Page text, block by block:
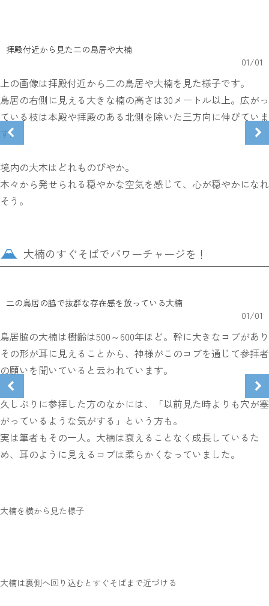
拝殿付近から見た二の鳥居や大楠
01/01
上の画像は拝殿付近から二の鳥居や大楠を見た様子です。
鳥居の右側に見える大きな楠の高さは30メートル以上。広がっ
ている枝は本殿や拝殿のある北側を除いた三方向に伸びていま
す。
境内の大木はどれものびやか。
木々から発せられる穏やかな空気を感じて、心が穏やかになれ
そう。
大楠のすぐそばでパワーチャージを！
二の鳥居の脇で抜群な存在感を放っている大楠
01/01
鳥居脇の大楠は樹齢は500～600年ほど。幹に大きなコブがあり
その形が耳に見えることから、神様がこのコブを通じて参拝者
の願いを聞いていると云われています。
久しぶりに参拝した方のなかには、「以前見た時よりも穴が塞
がっているような気がする」という方も。
実は筆者もその一人。大楠は衰えることなく成長しているた
め、耳のように見えるコブは柔らかくなっていました。
大楠を横から見た様子
大楠は裏側へ回り込むとすぐそばまで近づける